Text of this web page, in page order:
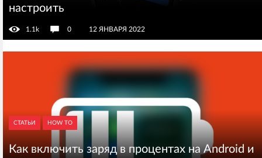
настроить
1.1k 0 12 ЯНВАРЯ 2022
СТАТЬИ HOW TO
Как включить заряд в процентах на Android и